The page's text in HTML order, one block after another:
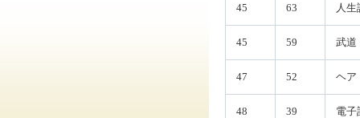
45 63 人
45 59 武道
47 52 ヘア
48 39 電子